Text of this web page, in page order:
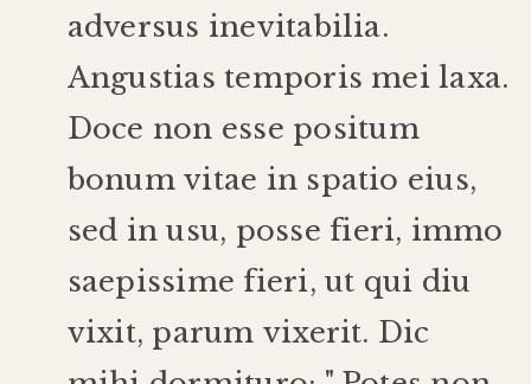
adversus inevitabilia.
Angustias temporis mei laxa.
Doce non esse positum
bonum vitae in spatio eius,
sed in usu, posse fieri, immo
saepissime fieri, ut qui diu
vixit, parum vixerit. Dic